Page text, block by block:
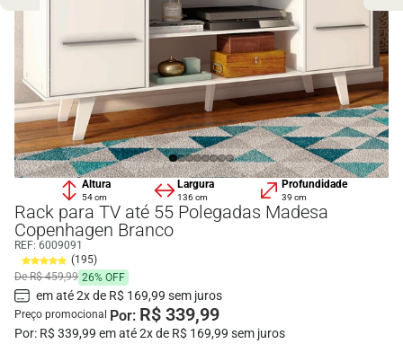
Altura
54 cm
Largura
136 cm
Profundidade
39 cm
Rack para TV até 55 Polegadas Madesa
Copenhagen Branco
REF: 6009091
(195)
De R$ 459,99 26% OFF
em até 2x de R$ 169,99 sem juros
Preço promocional Por: R$ 339,99
Por: R$ 339,99 em até 2x de R$ 169,99 sem juros